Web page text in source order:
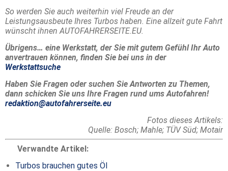
So werden Sie auch weiterhin viel Freude an der
Leistungsausbeute Ihres Turbos haben. Eine allzeit gute Fahrt
wünscht ihnen AUTOFAHRERSEITE.EU.
Übrigens… eine Werkstatt, der Sie mit gutem Gefühl Ihr Auto
anvertrauen können, finden Sie bei uns in der
Werkstattsuche
Haben Sie Fragen oder suchen Sie Antworten zu Themen,
dann schicken Sie uns Ihre Fragen rund ums Autofahren!
redaktion@autofahrerseite.eu
Fotos dieses Artikels:
Quelle: Bosch; Mahle; TÜV Süd; Motair
Verwandte Artikel:
Turbos brauchen gutes Öl